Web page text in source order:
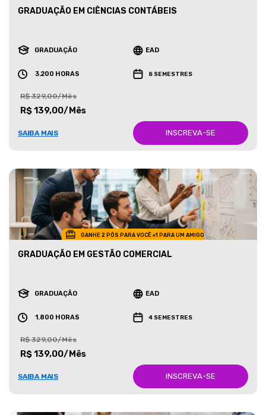
GRADUAÇÃO EM CIÊNCIAS CONTÁBEIS
GRADUAÇÃO EAD
3.200 HORAS 8 SEMESTRES
R$ 329,00/Mês
R$ 139,00/Mês
SAIBA MAIS INSCREVA-SE
GANHE 2 PÓS PARA VOCÊ +1 PARA UM AMIGO
GRADUAÇÃO EM GESTÃO COMERCIAL
GRADUAÇÃO EAD
1.800 HORAS 4 SEMESTRES
R$ 329,00/Mês
R$ 139,00/Mês
SAIBA MAIS INSCREVA-SE